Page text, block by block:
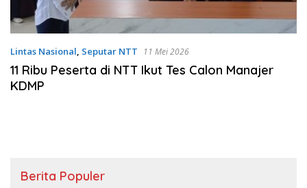
Lintas Nasional, Seputar NTT 11 Mei 2026
11 Ribu Peserta di NTT Ikut Tes Calon Manajer
KDMP
Berita Populer